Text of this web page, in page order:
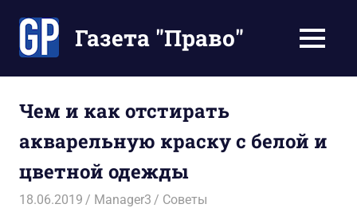
содержимомуГазета "Право"
Ваше
время
МЕНЮ
Чем и как отстирать
акварельную краску с белой и
цветной одежды
18.06.2019 Manager3 Советы